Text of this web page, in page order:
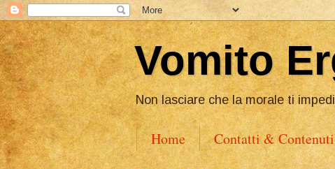
Vomito
Non lasciare che la morale ti
Home Contatti & Contenuti